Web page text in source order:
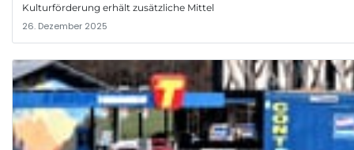
Kulturförderung erhält zusätzliche Mittel
26. Dezember 2025